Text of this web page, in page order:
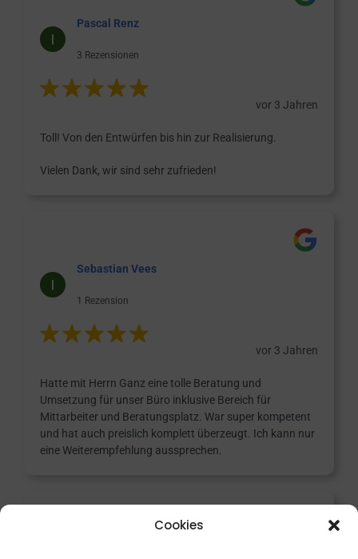
Cookies
Pascal Renz
3 Rezensionen
vor 3 Jahren
Toll! Von den Entwürfen bis hin zur Realisierung.
Vielen Dank, wir sind sehr zufrieden!
Sebastian Vees
1 Rezension
vor 3 Jahren
Hatte mit Herrn Ganz eine tolle Beratung und
Umsetzung für unser Büro inklusive Bereich für
Mittarbeiter und Beratungsplatz. War super kompetent
und hat auch preislich komplett überzeugt. Ich kann nur
eine Weiterempfehlung aussprechen.